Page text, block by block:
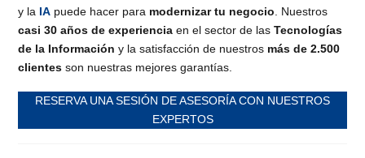
y la IA puede hacer para modernizar tu negocio . Nuestros
casi 30 años de experiencia en el sector de lasTecnologías
de la Información y la satisfacción de nuestros más de 2.500
clientes son nuestras mejores garantías.
RESERVA UNA SESIÓN DE ASESORÍA CON NUESTROS
EXPERTOS